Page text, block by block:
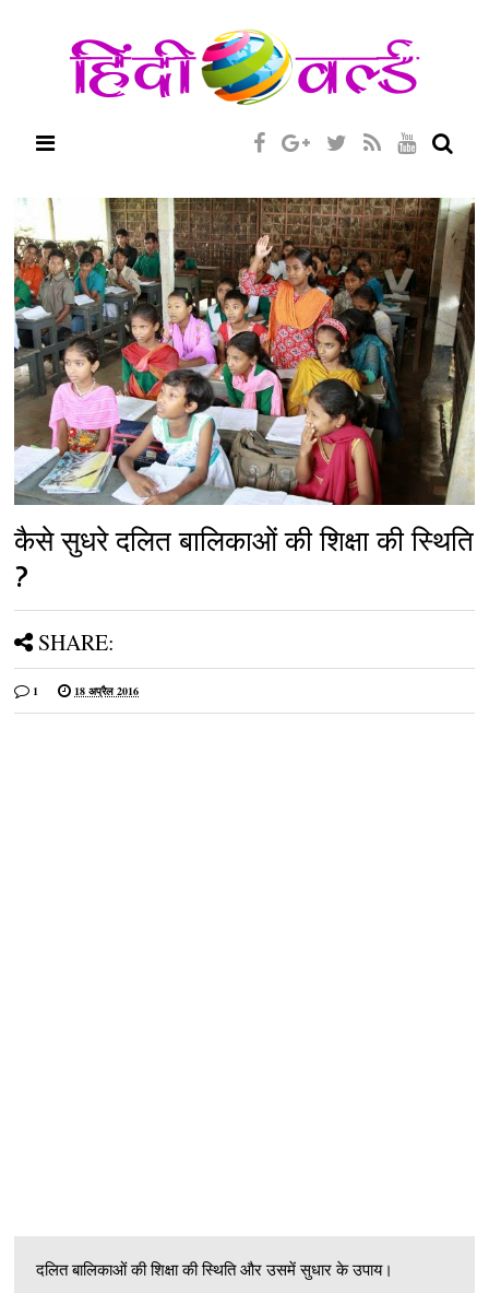
कैसे सुधरे दलित बालिकाओं की शिक्षा की स्थिति
?
SHARE:
1 18 अप्रैल 2016
दलित बालिकाओं की शिक्षा की स्थिति और उसमें सुधार के उपाय।